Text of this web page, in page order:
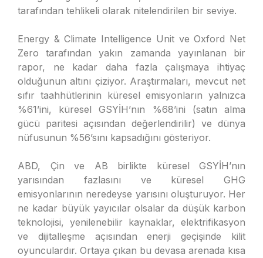
tarafından tehlikeli olarak nitelendirilen bir seviye.
Energy & Climate Intelligence Unit ve Oxford Net
Zero tarafından yakın zamanda yayınlanan bir
rapor, ne kadar daha fazla çalışmaya ihtiyaç
olduğunun altını çiziyor. Araştırmaları, mevcut net
sıfır taahhütlerinin küresel emisyonların yalnızca
%61’ini, küresel GSYİH’nın %68’ini (satın alma
gücü paritesi açısından değerlendirilir) ve dünya
nüfusunun %56’sını kapsadığını gösteriyor.
ABD, Çin ve AB birlikte küresel GSYİH’nın
yarısından fazlasını ve küresel GHG
emisyonlarının neredeyse yarısını oluşturuyor. Her
ne kadar büyük yayıcılar olsalar da düşük karbon
teknolojisi, yenilenebilir kaynaklar, elektrifikasyon
ve dijitalleşme açısından enerji geçişinde kilit
oyunculardır. Ortaya çıkan bu devasa arenada kısa